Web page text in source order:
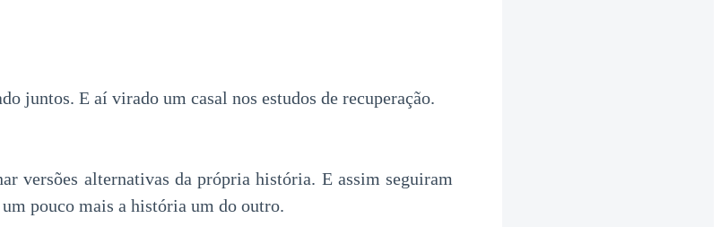
juntos. E aí virado um casal nos estudos de recuperação.
versões alternativas da própria história. E assim seguiram
pouco mais a história um do outro.